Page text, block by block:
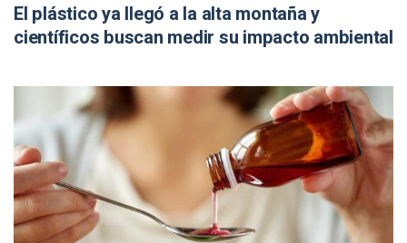
El plástico ya llegó a la alta montaña y
científicos buscan medir su impacto ambiental